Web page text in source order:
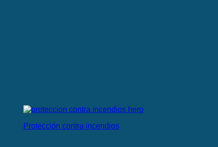
Protección contra incendios